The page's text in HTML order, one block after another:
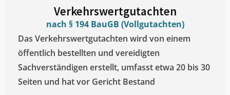
Verkehrswertgutachten
nach § 194 BauGB (Vollgutachten)
Das Verkehrswertgutachten wird von einem
öffentlich bestellten und vereidigten
Sachverständigen erstellt, umfasst etwa 20 bis 30
Seiten und hat vor Gericht Bestand